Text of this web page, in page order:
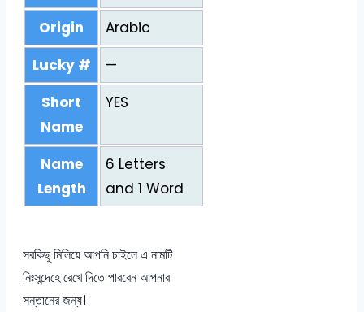
Origin
Arabic
Lucky #
—
Short
Name
YES
Name
Length
6 Letters
and 1 Word
সবকিছু মিলিয়ে আপনি চাইলে এ নামটি
নিঃসন্দেহে রেখে দিতে পারবেন আপনার
সন্তানের জন্য।